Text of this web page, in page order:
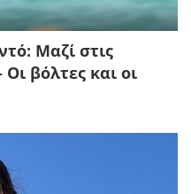
Μαζί στις
βόλτες και οι